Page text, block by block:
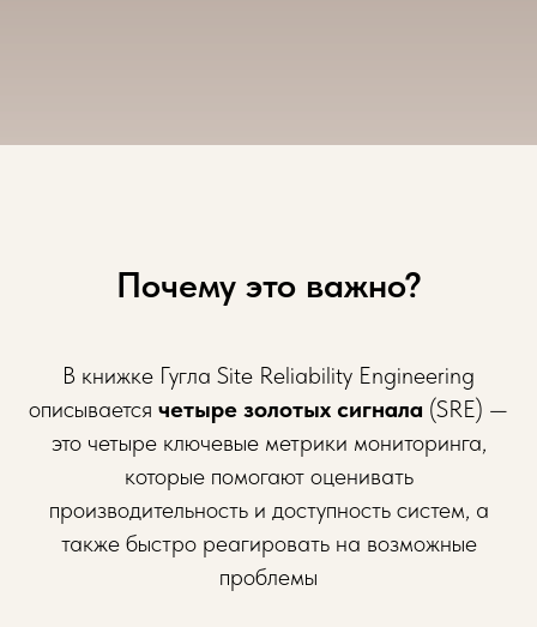
Почему это важно?
В книжке Гугла Site Reliability Engineering
описывается четыре золотых сигнала (SRE) —
это четыре ключевые метрики мониторинга,
которые помогают оценивать
производительность и доступность систем, а
также быстро реагировать на возможные
проблемы